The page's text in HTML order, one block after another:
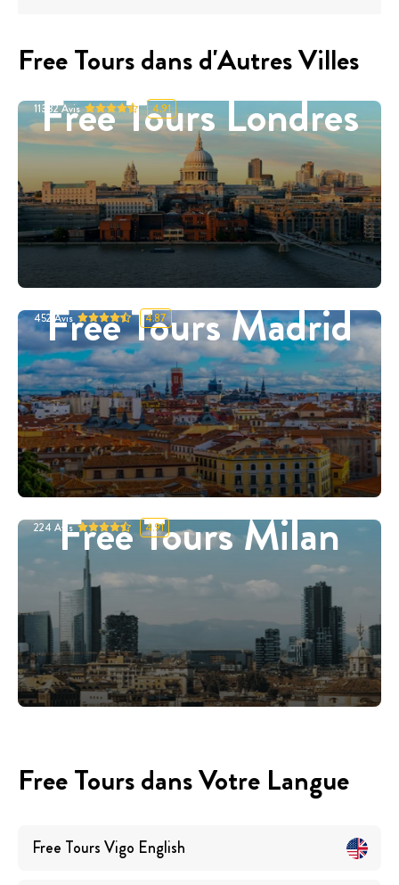
Free Tours dans d'Autres Villes
Free Tours Londres
11332Avis 4.91
Free Tours Madrid
452 Avis 4.87
Free Tours Milan
224 Avis 4.91
Free Tours dans Votre Langue
Free ToursVigo English